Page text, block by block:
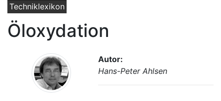
Techniklexikon
Öloxydation
Autor:
Hans-Peter Ahlsen